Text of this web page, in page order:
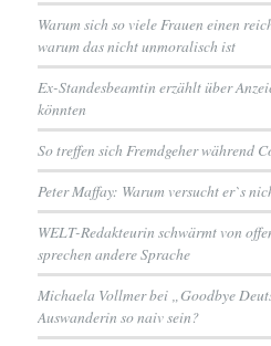
Warum sich so viele Frauen einen
warum das nicht unmoralisch ist
Ex-Standesbeamtin erzählt über
könnten
So treffen sich Fremdgeher während
Peter Maffay: Warum versucht er`s
WELT-Redakteurin schwärmt von
sprechen andere Sprache
Michaela Vollmer bei „Goodbye
Auswanderin so naiv sein?